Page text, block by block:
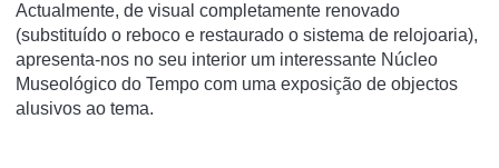
Actualmente, de visual completamente renovado
(substituído o reboco e restaurado o sistema de relojoaria),
apresenta-nos no seu interior um interessante Núcleo
Museológico do Tempo com uma exposição de objectos
alusivos ao tema.